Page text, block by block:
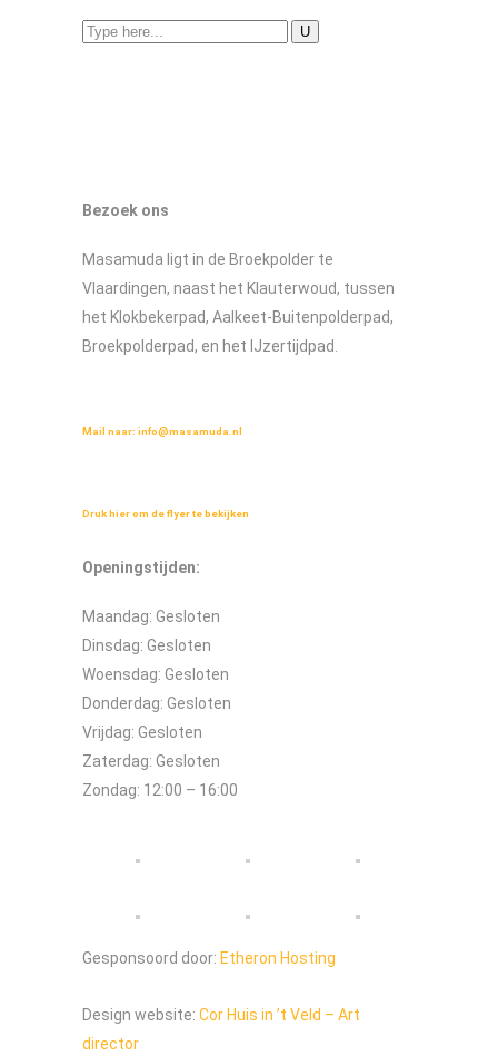
Bezoek ons
Masamuda ligt in de Broekpolder te
Vlaardingen, naast het Klauterwoud, tussen
het Klokbekerpad, Aalkeet-Buitenpolderpad,
Broekpolderpad, en het IJzertijdpad.
Mail naar: info@masamuda.nl
Druk hier om de flyer te bekijken
Openingstijden:
Maandag: Gesloten
Dinsdag: Gesloten
Woensdag: Gesloten
Donderdag: Gesloten
Vrijdag: Gesloten
Zaterdag: Gesloten
Zondag: 12:00 – 16:00
Gesponsoord door: Etheron Hosting
Design website: Cor Huis in ’t Veld – Art
director